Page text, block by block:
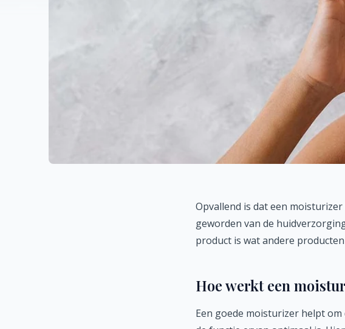
Opvallend is dat een
geworden van de
product is wat andere
Hoe werkt een
Een goede moisturizer helpt